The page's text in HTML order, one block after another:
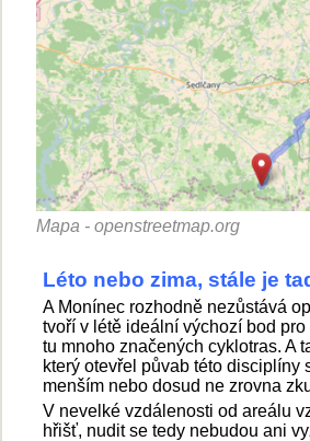
Mapa - openstreetmap.org
Léto nebo zima, stále je
A Monínec rozhodně nezůstává
tvoří v létě ideální výchozí bod pro
tu mnoho značených cyklotras. A
který otevřel půvab této disciplíny
menším nebo dosud ne zrovna
V nevelké vzdálenosti od areálu
hřišť, nudit se tedy nebudou ani